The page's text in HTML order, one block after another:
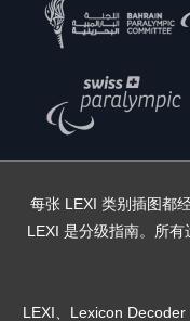
每张 LEXI 类别插图都
LEXI 是分级指南。所
LEXI、Lexicon